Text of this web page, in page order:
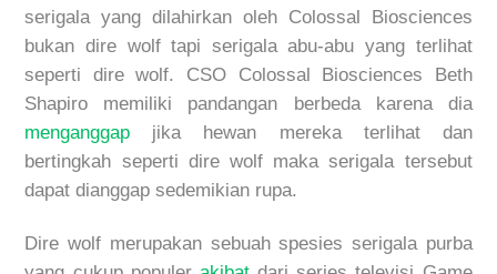
serigala yang dilahirkan oleh Colossal Biosciences
bukandire wolftapi serigala abu-abu yang terlihat
seperti dire wolf. CSO Colossal Biosciences Beth
Shapiro memiliki pandangan berbedakarena dia
menganggap
jika hewan mereka terlihat dan
bertingkah seperti dire wolf maka serigala tersebut
dapat dianggapsedemikian rupa.
Dire wolf merupakan sebuah spesies serigala purba